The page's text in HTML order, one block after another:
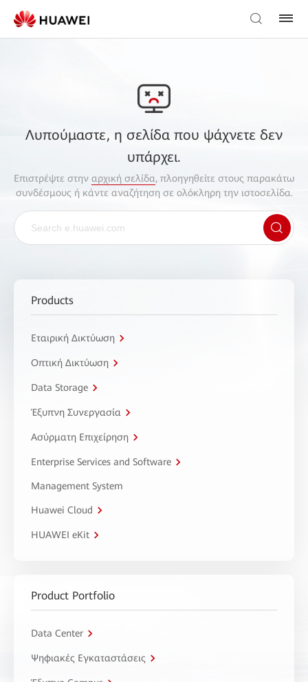
Λυπούμαστε, η σελίδα που ψάχνετε δεν
υπάρχει.
Επιστρέψτε στην αρχική σελίδα, πλοηγηθείτε στους παρακάτω
συνδέσμους ή κάντε αναζήτηση σε ολόκληρη την ιστοσελίδα.
Products
Εταιρική Δικτύωση
Οπτική Δικτύωση
Data Storage
Έξυπνη Συνεργασία
Ασύρματη Επιχείρηση
Enterprise Services and Software
Management System
Huawei Cloud
HUAWEI eKit
Product Portfolio
Data Center
Ψηφιακές Εγκαταστάσεις